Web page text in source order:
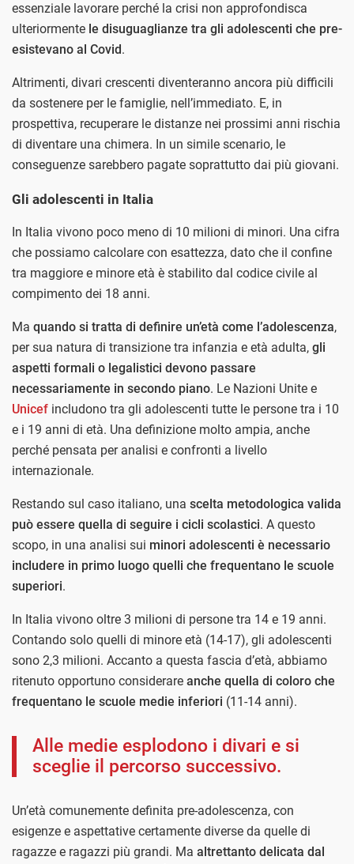
essenziale lavorare perché la crisi non approfondisca
ulteriormente le disuguaglianze tra gli adolescenti che pre-
esistevano al Covid.
Altrimenti, divari crescenti diventeranno ancora più difficili
da sostenere per le famiglie, nell’immediato. E, in
prospettiva, recuperare le distanze nei prossimi anni rischia
di diventare una chimera. In un simile scenario, le
conseguenze sarebbero pagate soprattutto dai più giovani.
Gli adolescenti in Italia
In Italia vivono poco meno di 10 milioni di minori. Una cifra
che possiamo calcolare con esattezza, dato che il confine
tra maggiore e minore età è stabilito dal codice civile al
compimento dei 18 anni.
Ma quando si tratta di definire un’età come l’adolescenza,
per sua natura di transizione tra infanzia e età adulta, gli
aspetti formali o legalistici devono passare
necessariamente in secondo piano. Le Nazioni Unite e
Unicef includono tra gli adolescenti tutte le persone tra i 10
e i 19 anni di età. Una definizione molto ampia, anche
perché pensata per analisi e confronti a livello
internazionale.
Restando sul caso italiano, una scelta metodologica valida
può essere quella di seguire i cicli scolastici. A questo
scopo, in una analisi sui minori adolescenti è necessario
includere in primo luogo quelli che frequentano le scuole
superiori.
In Italia vivono oltre 3 milioni di persone tra 14 e 19 anni.
Contando solo quelli di minore età (14-17), gli adolescenti
sono 2,3 milioni. Accanto a questa fascia d’età, abbiamo
ritenuto opportuno considerare anche quella di coloro che
frequentano le scuole medie inferiori (11-14 anni).
Alle medie esplodono i divari e si
sceglie il percorso successivo.
Un’età comunemente definita pre-adolescenza, con
esigenze e aspettative certamente diverse da quelle di
ragazze e ragazzi più grandi. Ma altrettanto delicata dal